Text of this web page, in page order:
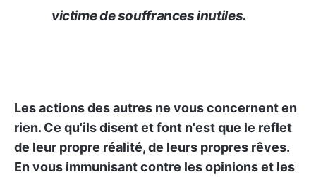
victime de souffrances inutiles.
Les actions des autres ne vous concernent en
rien. Ce qu'ils disent et font n'est que le reflet
de leur propre réalité, de leurs propres rêves.
En vous immunisant contre les opinions et les